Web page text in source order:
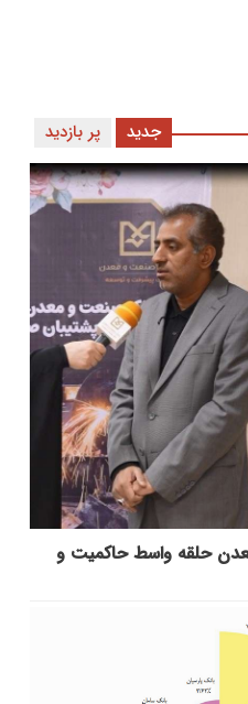
پر بازدید جدید
حلقه واسط حاكمیت و